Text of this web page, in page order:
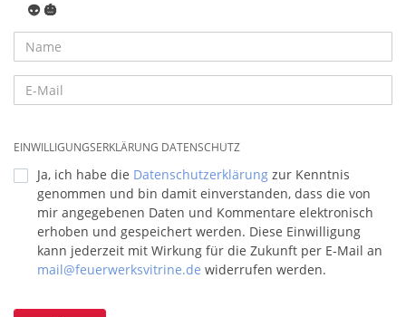
👽 🎃
EINWILLIGUNGSERKLÄRUNG DATENSCHUTZ
Ja, ich habe die Datenschutzerklärung zur Kenntnis
genommen und bin damit einverstanden, dass die von
mir angegebenen Daten und Kommentare elektronisch
erhoben und gespeichert werden. Diese Einwilligung
kann jederzeit mit Wirkung für die Zukunft per E-Mail an
mail@feuerwerksvitrine.de widerrufen werden.